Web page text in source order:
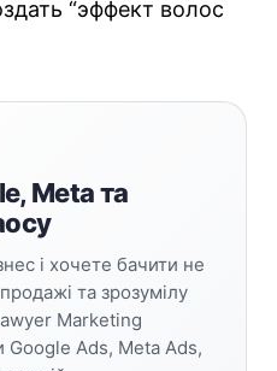
“эффект волос
Meta та
і хочете бачити не
та зрозумілу
Marketing
Ads, Meta Ads,